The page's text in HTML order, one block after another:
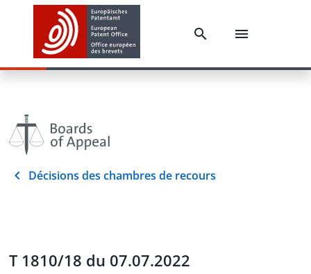
Décisions des chambres de recours
T 1810/18 du 07.07.2022